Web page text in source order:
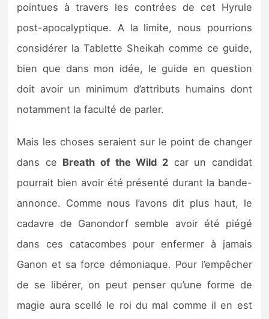
pointues à travers les contrées de cet Hyrule
post-apocalyptique. A la limite, nous pourrions
considérer la Tablette Sheikah comme ce guide,
bien que dans mon idée, le guide en question
doit avoir un minimum d’attributs humains dont
notamment la faculté de parler.
Mais les choses seraient sur le point de changer
dans ce Breath of the Wild 2car un candidat
pourrait bien avoir été présenté durant la bande-
annonce. Comme nous l’avons dit plus haut, le
cadavre de Ganondorf semble avoir été piégé
dans ces catacombes pour enfermer à jamais
Ganon et sa force démoniaque. Pour l’empêcher
de se libérer, on peut penser qu’une forme de
magie aura scellé le roi du mal comme il en est